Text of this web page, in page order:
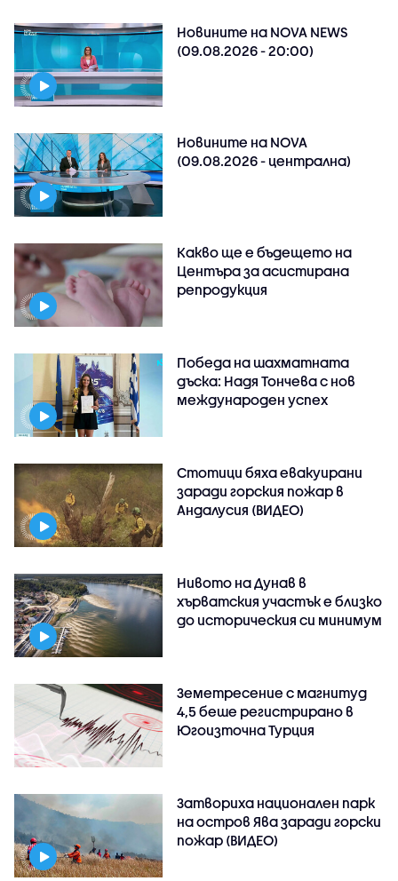
Новините на NOVA NEWS
(09.08.2026 - 20:00)
Новините на NOVA
(09.08.2026 - централна)
Какво ще е бъдещето на
Центъра за асистирана
репродукция
Победа на шахматната
дъска: Надя Тончева с нов
международен успех
Стотици бяха евакуирани
заради горския пожар в
Андалусия (ВИДЕО)
Нивото на Дунав в
хърватския участък е близко
до историческия си минимум
Земетресение с магнитуд
4,5 беше регистрирано в
Югоизточна Турция
Затвориха национален парк
на остров Ява заради горски
пожар (ВИДЕО)